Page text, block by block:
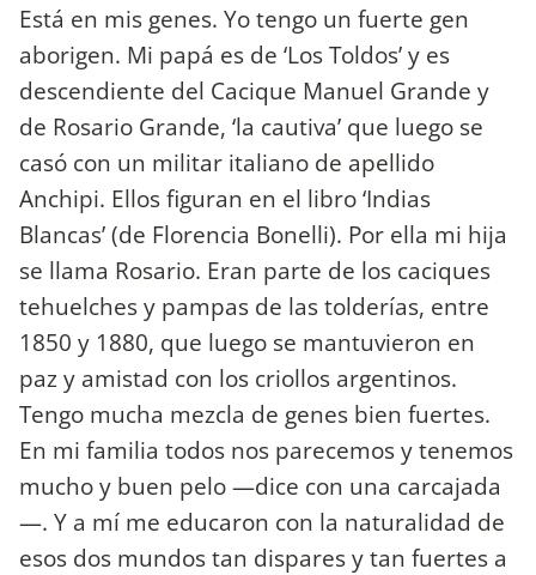
Está en mis genes. Yo tengo un fuerte gen
aborigen. Mi papá es de ‘Los Toldos’ y es
descendiente del Cacique Manuel Grande y
de Rosario Grande, ‘la cautiva’ que luego se
casó con un militar italiano de apellido
Anchipi. Ellos figuran en el libro ‘Indias
Blancas’ (de Florencia Bonelli). Por ella mi hija
se llama Rosario. Eran parte de los caciques
tehuelches y pampas de las tolderías, entre
1850 y 1880, que luego se mantuvieron en
paz y amistad con los criollos argentinos.
Tengo mucha mezcla de genes bien fuertes.
En mi familia todos nos parecemos y tenemos
mucho y buen pelo —dice con una carcajada
—. Y a mí me educaron con la naturalidad de
esos dos mundos tan dispares y tan fuertes a